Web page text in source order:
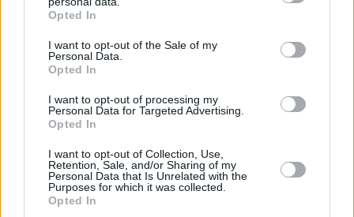
grant or deny consent to Google and its third-party tags to
use your data for below specified purposes in below Google
consent section.
Opted In
I want to opt-out of the Sale of my
Personal Data.
Opted In
I want to opt-out of processing my
Personal Data for Targeted Advertising.
Opted In
I want to opt-out of Collection, Use,
Retention, Sale, and/or Sharing of my
Personal Data that Is Unrelated with the
Purposes for which it was collected.
Opted In